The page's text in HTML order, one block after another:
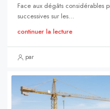
Face aux dégâts considérables
successives sur les...
continuer la lecture
par